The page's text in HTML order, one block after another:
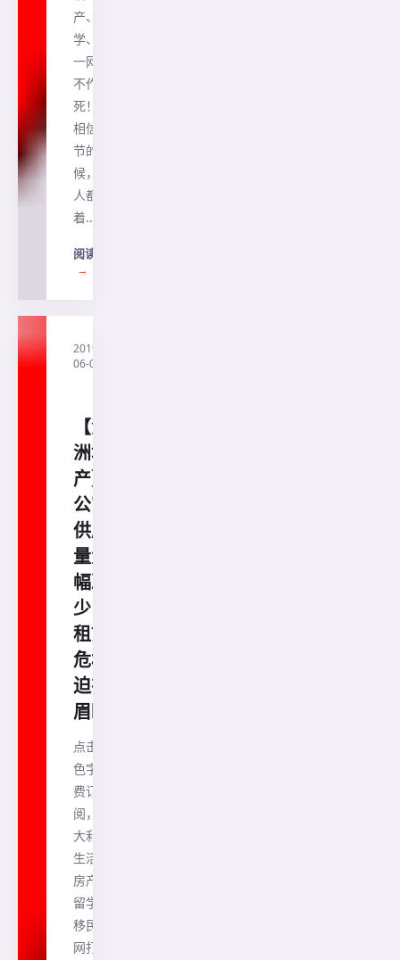
产、留
学、移民
一网打尽
不作不会
死！！！
相信复活
节的时
候，不少
人都趁
着…
阅读全文
→
2019-
06-05
【澳
洲地
产】
公寓
供应
量大
幅减
少，
租赁
危机
迫在
眉睫
点击蓝
色字免
费订
阅，澳
大利亚
生活、
房产、
留学、
移民一
网打尽